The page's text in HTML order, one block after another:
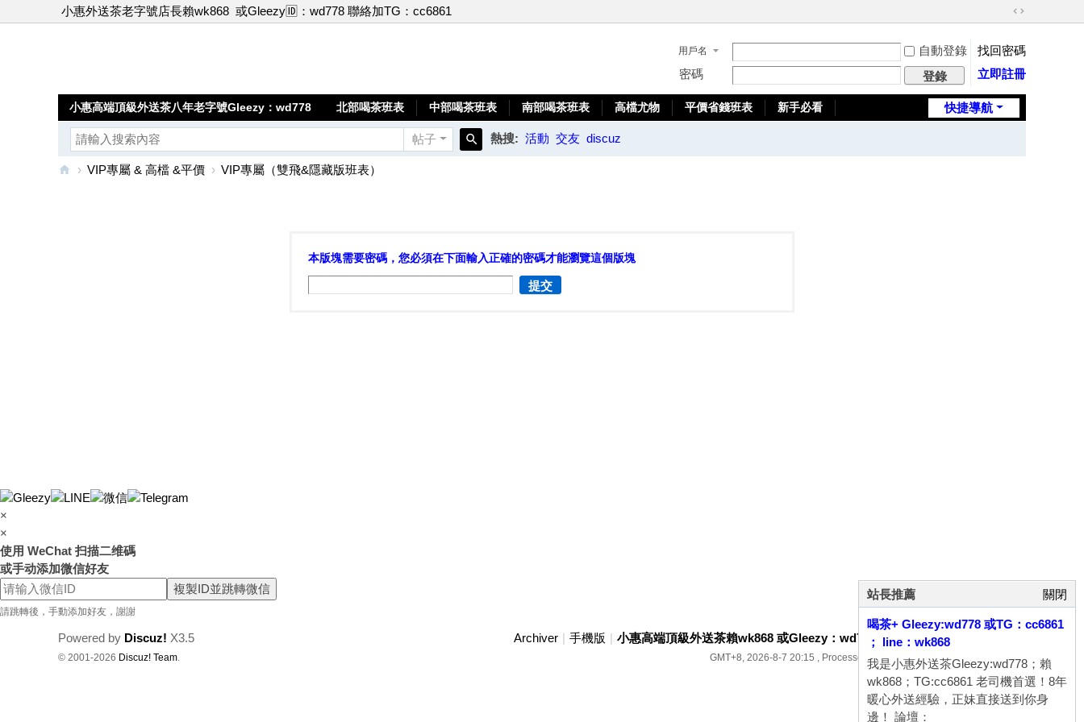
小惠外送茶老字號店長賴wk868 或Gleezy🆔：wd778 聯絡加TG：cc6861
切
到
寬
版
用戶名 自動登錄
找回密碼
密碼
登錄 立即註冊
快捷導航
小惠高端頂級外送茶八年老字號Gleezy：wd778 北部喝茶班表 中部喝茶班表 南部喝茶班表 高檔尤物 平價省錢班表
新手必看
帖子 熱搜: 活動 交友 discuz
或
zy
：
w
d7
78
› VIP專屬 & 高檔 &平價 › VIP專屬（雙飛&隱藏版班表）
本版塊需要密碼，您必須在下面輸入正確的密碼才能瀏覽這個版塊
提交
關閉
站長推薦
喝茶+ Gleezy:wd778 或TG：cc6861
； line：wk868
我是小惠外送茶Gleezy:wd778；賴
wk868；TG:cc6861 老司機首選！8年
暖心外送經驗，正妹直接送到你身
邊！ 論壇：
×
×
使用 WeChat 扫描二维碼
或手动添加微信好友
複製ID並跳轉微信
請跳轉後，手動添加好友，謝謝
Archiver | 手機版 | 小惠高端頂級外送茶賴wk868 或Gleezy：wd778 加TG：cc6861八年老字號
GMT+8, 2026-8-7 20:15 , Processed in 0.057397 second(s), 14 queries .
Powered by Discuz! X3.5
© 2001-2026 Discuz! Team.